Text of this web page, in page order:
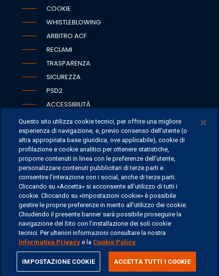
COOKIE
WHISTLEBLOWING
ARBITRO ACF
RECLAMI
TRASPARENZA
SICUREZZA
PSD2
ACCESSIBILITÀ
SEDI
CONTATTI
CONTATTI PER I MEDIA
FAQ
LAVORA CON NOI
©2026 ERSEL BANCA PRIVATA - P.IVA 11894590154
Questo sito utilizza cookie tecnici, per offrire una migliore
esperienza di navigazione, e, previo consenso dell’utente (o
altra appropriata base giuridica, ove applicabile), cookie di
profilazione e cookie analitici per ottenere statistiche,
proporre contenuti in linea con le preferenze dell’utente,
personalizzare contenuti pubblicitari di terze parti e
consentire l’interazione con i social, anche di terze parti.
Cliccando su «Accetta» si acconsente all’utilizzo di tutti i
cookie. Cliccando su «Impostazioni cookie» è possibile
gestire le proprie preferenze in merito all’utilizzo dei cookie.
Chiudendo il presente banner sarà possibile proseguire la
navigazione del Sito con l’installazione dei soli cookie
tecnici. Per ulteriori informazioni consultare la nostra
Informativa Privacy e la Cookie Policy
IMPOSTAZIONE COOKIE ACCETTA TUTTI I COOKIE